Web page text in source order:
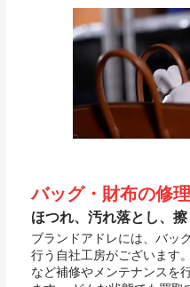
バッグ・財布の修理
ほつれ、汚れ落とし、
ブランドアドレには、バッ
行う自社工房がございます
など補修やメンテナンスを